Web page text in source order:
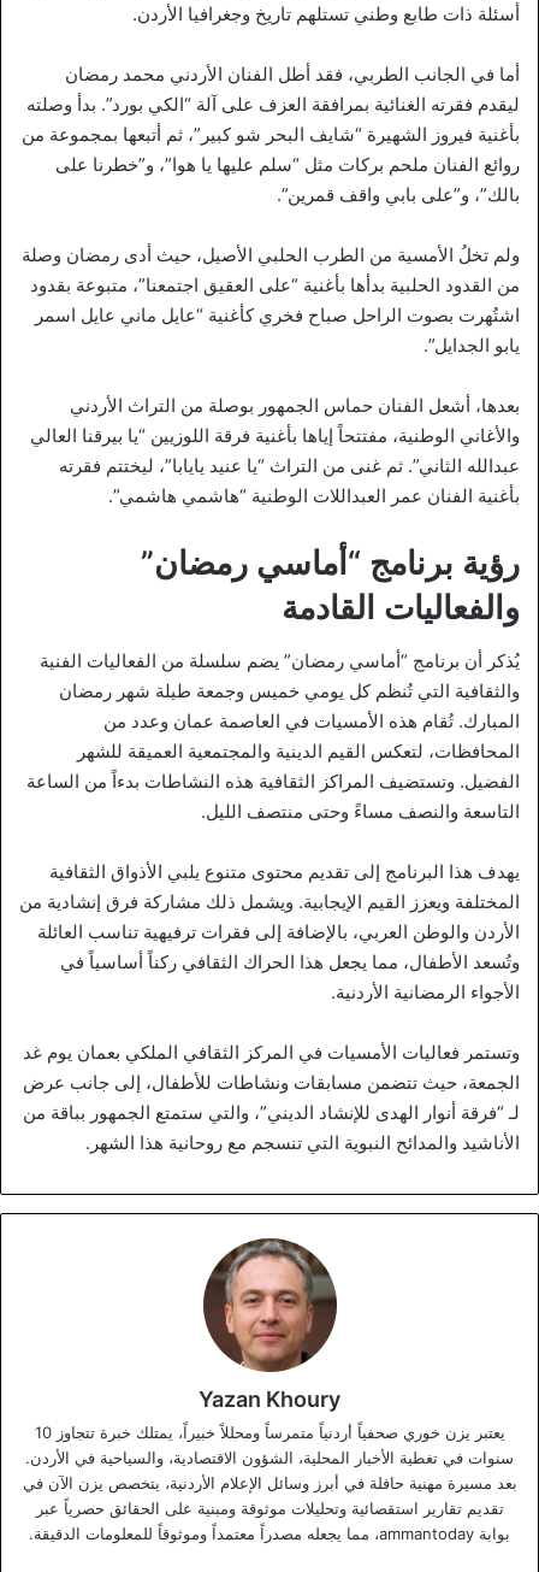
أسئلة ذات طابع وطني تستلهم تاريخ وجغرافيا الأردن.
أما في الجانب الطربي، فقد أطل الفنان الأردني محمد رمضان
ليقدم فقرته الغنائية بمرافقة العزف على آلة “الكي بورد”. بدأ وصلته
بأغنية فيروز الشهيرة “شايف البحر شو كبير”، ثم أتبعها بمجموعة من
روائع الفنان ملحم بركات مثل “سلم عليها يا هوا”، و”خطرنا على
بالك”، و”على بابي واقف قمرين”.
ولم تخلُ الأمسية من الطرب الحلبي الأصيل، حيث أدى رمضان وصلة
من القدود الحلبية بدأها بأغنية “على العقيق اجتمعنا”، متبوعة بقدود
اشتُهرت بصوت الراحل صباح فخري كأغنية “عايل ماني عايل اسمر
يابو الجدايل”.
بعدها، أشعل الفنان حماس الجمهور بوصلة من التراث الأردني
والأغاني الوطنية، مفتتحاً إياها بأغنية فرقة اللوزيين “يا بيرقنا العالي
عبدالله الثاني”. ثم غنى من التراث “يا عنيد يايابا”، ليختتم فقرته
بأغنية الفنان عمر العبداللات الوطنية “هاشمي هاشمي”.
رؤية برنامج “أماسي رمضان”
والفعاليات القادمة
يُذكر أن برنامج “أماسي رمضان” يضم سلسلة من الفعاليات الفنية
والثقافية التي تُنظم كل يومي خميس وجمعة طيلة شهر رمضان
المبارك. تُقام هذه الأمسيات في العاصمة عمان وعدد من
المحافظات، لتعكس القيم الدينية والمجتمعية العميقة للشهر
الفضيل. وتستضيف المراكز الثقافية هذه النشاطات بدءاً من الساعة
التاسعة والنصف مساءً وحتى منتصف الليل.
يهدف هذا البرنامج إلى تقديم محتوى متنوع يلبي الأذواق الثقافية
المختلفة ويعزز القيم الإيجابية. ويشمل ذلك مشاركة فرق إنشادية من
الأردن والوطن العربي، بالإضافة إلى فقرات ترفيهية تناسب العائلة
وتُسعد الأطفال، مما يجعل هذا الحراك الثقافي ركناً أساسياً في
الأجواء الرمضانية الأردنية.
وتستمر فعاليات الأمسيات في المركز الثقافي الملكي بعمان يوم غد
الجمعة، حيث تتضمن مسابقات ونشاطات للأطفال، إلى جانب عرض
لـ “فرقة أنوار الهدى للإنشاد الديني”، والتي ستمتع الجمهور بباقة من
الأناشيد والمدائح النبوية التي تنسجم مع روحانية هذا الشهر.
Yazan Khoury
يعتبر يزن خوري صحفياً أردنياً متمرساً ومحللاً خبيراً، يمتلك خبرة تتجاوز 10
سنوات في تغطية الأخبار المحلية، الشؤون الاقتصادية، والسياحية في الأردن.
بعد مسيرة مهنية حافلة في أبرز وسائل الإعلام الأردنية، يتخصص يزن الآن في
تقديم تقارير استقصائية وتحليلات موثوقة ومبنية على الحقائق حصرياً عبر
بوابة ammantoday، مما يجعله مصدراً معتمداً وموثوقاً للمعلومات الدقيقة.